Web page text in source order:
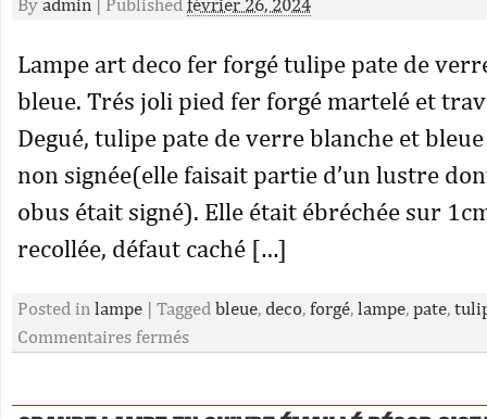
By admin | Published février 26, 2024
Lampe art deco fer forgé tulipe pate de
bleue. Trés joli pied fer forgé martelé et
Degué, tulipe pate de verre blanche et
non signée(elle faisait partie d’un lustre
obus était signé). Elle était ébréchée sur
recollée, défaut caché […]
Posted in lampe | Tagged bleue, deco, forgé, lampe, pate,
Commentaires fermés